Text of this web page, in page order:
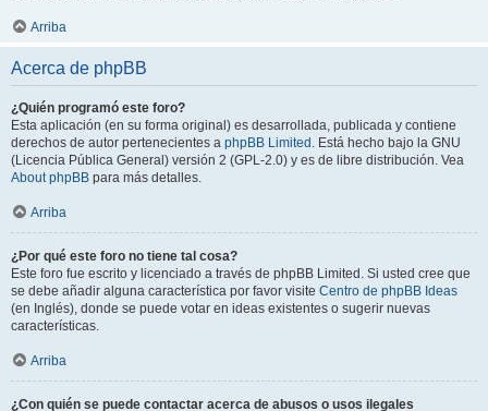
Arriba
Acerca de phpBB
¿Quién programó este foro?
Esta aplicación (en su forma original) es desarrollada, publicada y contiene
derechos de autor pertenecientes a phpBB Limited . Está hecho bajo la GNU
(Licencia Pública General) versión 2 (GPL-2.0) y es de libre distribución. Vea
About phpBB para más detalles.
Arriba
¿Por qué este foro no tiene tal cosa?
Este foro fue escrito y licenciado a través de phpBB Limited. Si usted cree que
se debe añadir alguna característica por favor visite Centro de phpBB Ideas
(en Inglés), donde se puede votar en ideas existentes o sugerir nuevas
características.
Arriba
¿Con quién se puede contactar acerca de abusos o usos ilegales